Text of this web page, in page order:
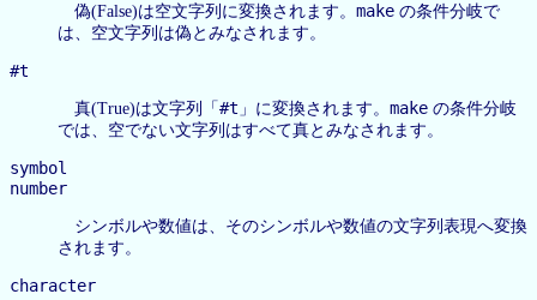
偽(False)は空文字列に変換されます。 make の条件分岐で
は、空文字列は偽とみなされます。
#t
真(True)は文字列「 #t 」に変換されます。 make の条件分岐
では、空でない文字列はすべて真とみなされます。
symbol
number
シンボルや数値は、そのシンボルや数値の文字列表現へ変換
されます。
character